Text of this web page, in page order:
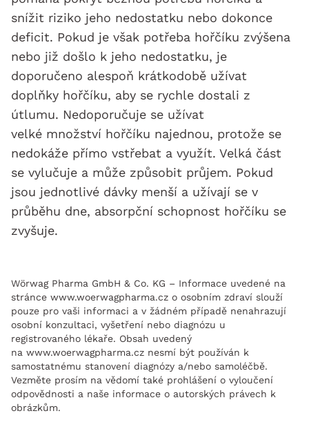
snížit riziko jeho nedostatku nebo dokonce
deficit. Pokud je však potřeba hořčíku zvýšena
nebo již došlo k jeho nedostatku, je
doporučeno alespoň krátkodobě užívat
doplňky hořčíku, aby se rychle dostali z
útlumu. Nedoporučuje se užívat
velké množství hořčíku najednou, protože se
nedokáže přímo vstřebat a využít. Velká část
se vylučuje a může způsobit průjem. Pokud
jsou jednotlivé dávky menší a užívají se v
průběhu dne, absorpční schopnost hořčíku se
zvyšuje.
Wörwag Pharma GmbH & Co. KG – Informace uvedené na
stránce www.woerwagpharma.cz o osobním zdraví slouží
pouze pro vaši informaci a v žádném případě nenahrazují
osobní konzultaci, vyšetření nebo diagnózu u
registrovaného lékaře. Obsah uvedený
na www.woerwagpharma.cz nesmí být používán k
samostatnému stanovení diagnózy a/nebo samoléčbě.
Vezměte prosím na vědomí také prohlášení o vyloučení
odpovědnosti a naše informace o autorských právech k
obrázkům.